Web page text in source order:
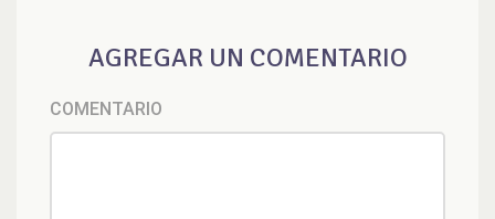
AGREGAR UN COMENTARIO
COMENTARIO